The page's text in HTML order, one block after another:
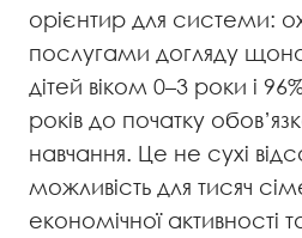
орієнтир для системи:
послугами догляду
дітей віком 0–3 роки і
років до початку
навчання. Це не сухі
можливість для тисяч
економічної активності